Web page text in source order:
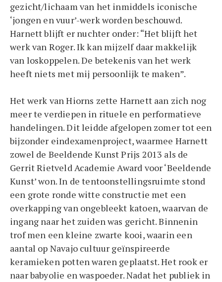
gezicht/lichaam van het inmiddels iconische
‘jongen en vuur’-werk worden beschouwd.
Harnett blijft er nuchter onder: “Het blijft het
werk van Roger. Ik kan mijzelf daar makkelijk
van loskoppelen. De betekenis van het werk
heeft niets met mij persoonlijk te maken”.
Het werk van Hiorns zette Harnett aan zich nog
meer te verdiepen in rituele en performatieve
handelingen. Dit leidde afgelopen zomer tot een
bijzonder eindexamenproject, waarmee Harnett
zowel de Beeldende Kunst Prijs 2013 als de
Gerrit Rietveld Academie Award voor ‘Beeldende
Kunst’ won. In de tentoonstellingsruimte stond
een grote ronde witte constructie met een
overkapping van ongebleekt katoen, waarvan de
ingang naar het zuiden was gericht. Binnenin
trof men een kleine zwarte kooi, waarin een
aantal op Navajo cultuur geïnspireerde
keramieken potten waren geplaatst. Het rook er
naar babyolie en waspoeder. Nadat het publiek in